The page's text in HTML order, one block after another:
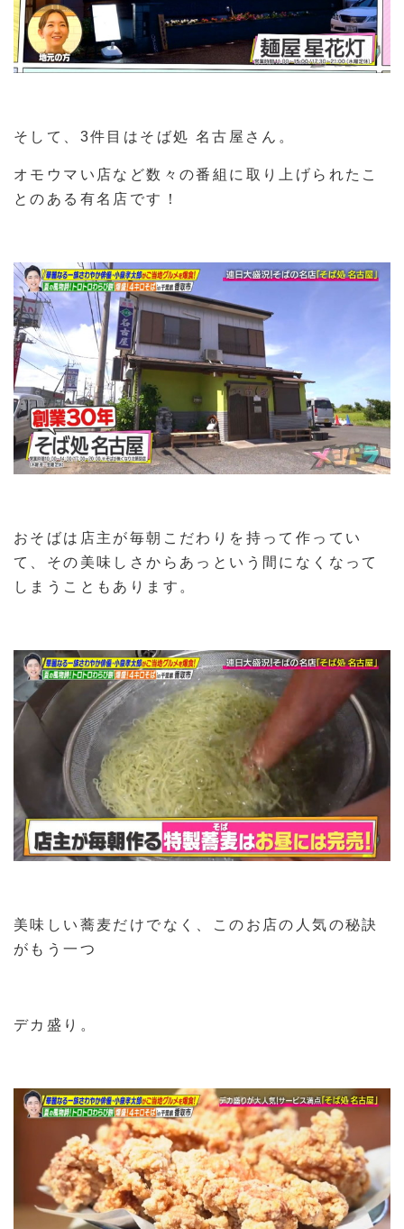
そして、3件目はそば処 名古屋さん。
オモウマい店など数々の番組に取り上げられたこ
とのある有名店です！
おそばは店主が毎朝こだわりを持って作ってい
て、その美味しさからあっという間になくなって
しまうこともあります。
美味しい蕎麦だけでなく、このお店の人気の秘訣
がもう一つ
デカ盛り。